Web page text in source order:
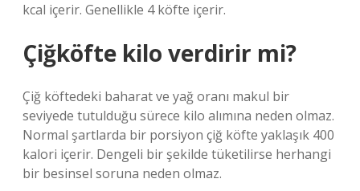
kcal içerir. Genellikle 4 köfte içerir.
Çiğköfte kilo verdirir mi?
Çiğ köftedeki baharat ve yağ oranı makul bir
seviyede tutulduğu sürece kilo alımına neden olmaz.
Normal şartlarda bir porsiyon çiğ köfte yaklaşık 400
kalori içerir. Dengeli bir şekilde tüketilirse herhangi
bir besinsel soruna neden olmaz.